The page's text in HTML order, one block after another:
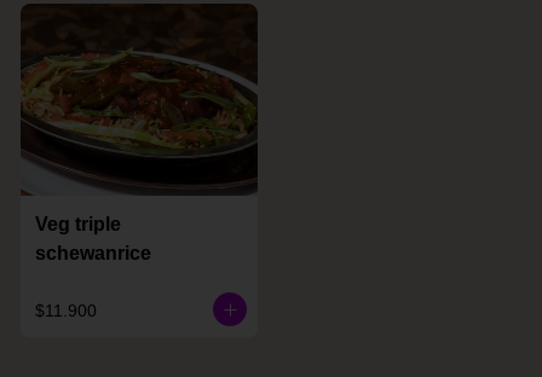
Veg triple
schewanrice
$11.900